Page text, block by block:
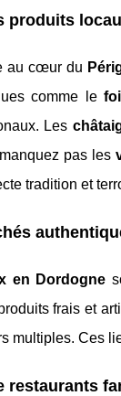
produits
au cœur du
comme le
Les
pas les
tradition et
en Dordogne
frais et
multiples. Ces
restaurants